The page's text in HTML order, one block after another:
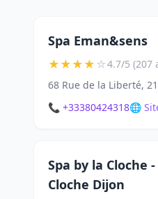
Spa Eman&sens
★★★★☆4.7/5 (207
68 Rue de la Liberté,
📞 +33380424318🌐
Spa by la Cloche
Cloche Dijon